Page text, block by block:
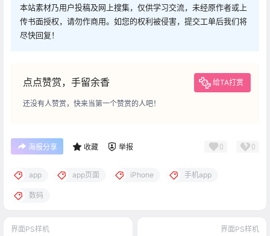
本站素材乃用户投稿及网上搜集，仅供学习交流，未经原作者或上
传书面授权，请勿作商用。如您的权利被侵害，提交工单后我们将
尽快回复！
点点赞赏，手留余香 给TA打赏
还没有人赞赏，快来当第一个赞赏的人吧！
海报分享 收藏 举报 0 0
app app页面 iPhone 手机app
数码
界面PS样机 界面PS样机